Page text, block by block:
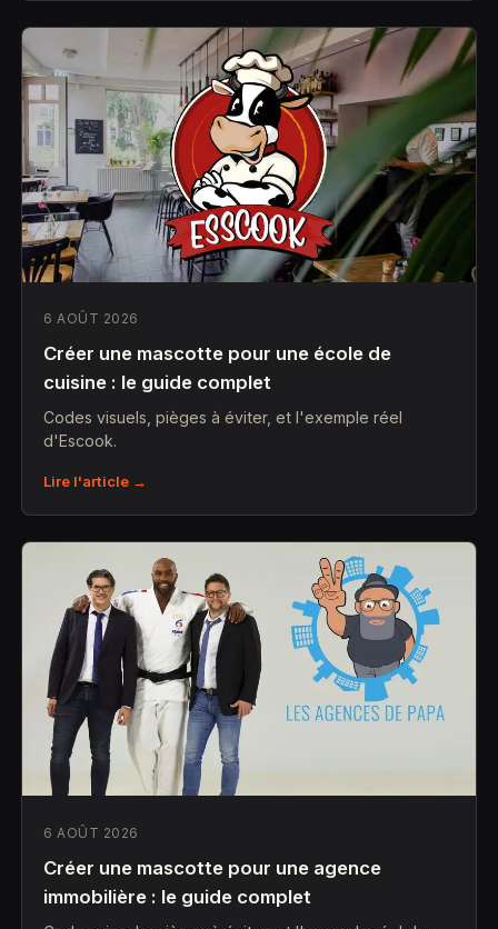
6 AOÛT 2026
Créer une mascotte pour une école de
cuisine : le guide complet
Codes visuels, pièges à éviter, et l'exemple réel
d'Escook.
Lire l'article →
6 AOÛT 2026
Créer une mascotte pour une agence
immobilière : le guide complet